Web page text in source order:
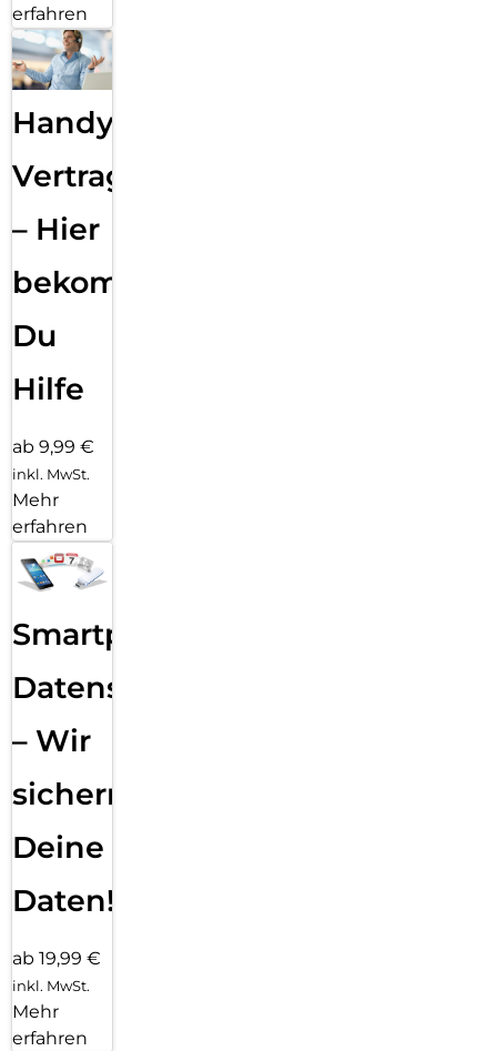
erfahren
Handy
Vertragsabwicklung
– Hier
bekommst
Du
Hilfe
ab 9,99 €
inkl. MwSt.
Mehr
erfahren
Smartphone
Datensicherung
– Wir
sichern
Deine
Daten!
ab 19,99 €
inkl. MwSt.
Mehr
erfahren